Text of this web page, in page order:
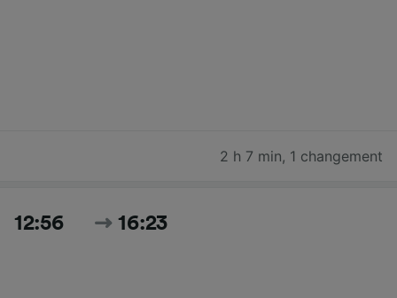
2 h 7 min, 1 changement
12:56 16:23